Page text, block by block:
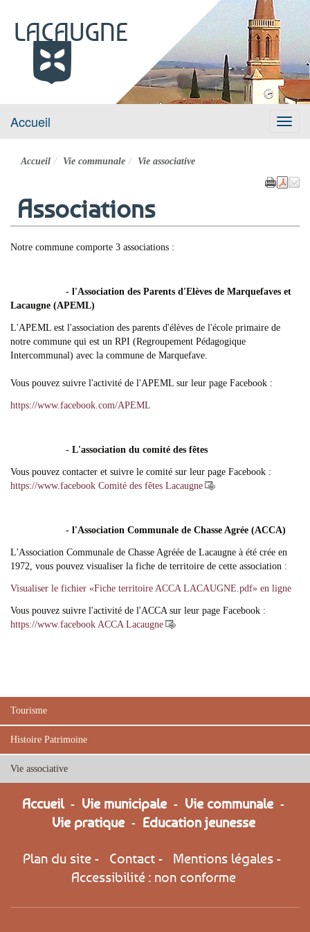
LACAUGNE
Menu
Accueil
Accueil Vie communale Vie associative
Associations
Notre commune comporte 3 associations :
- l'Association des Parents d'Elèves de Marquefaves et
Lacaugne (APEML)
L'APEML est l'association des parents d'élèves de l'école primaire de
notre commune qui est un RPI (Regroupement Pédagogique
Intercommunal) avec la commune de Marquefave.
Vous pouvez suivre l'activité de l'APEML sur leur page Facebook :
https://www.facebook.com/APEML
- L'association du comité des fêtes
Vous pouvez contacter et suivre le comité sur leur page Facebook :
https://www.facebook Comité des fêtes Lacaugne
- l'Association Communale de Chasse Agrée (ACCA)
L'Association Communale de Chasse Agréée de Lacaugne à été crée en
1972, vous pouvez visualiser la fiche de territoire de cette association :
Visualiser le fichier «Fiche territoire ACCA LACAUGNE.pdf» en ligne
Vous pouvez suivre l'activité de l'ACCA sur leur page Facebook :
https://www.facebook ACCA Lacaugne
Tourisme
Histoire Patrimoine
Vie associative
Accueil - Vie municipale - Vie communale -
Vie pratique - Education jeunesse
Plan du site- Contact- Mentions légales-
Accessibilité : non conforme